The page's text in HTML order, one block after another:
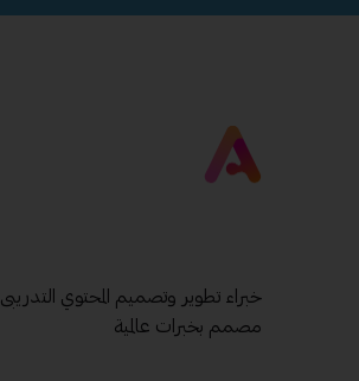
خبراء تطوير وتصميم المحتوي التدريبى
مصمم بخبرات عالمية